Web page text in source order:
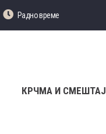
Радно време
КРЧМА И СМЕШТАЈ